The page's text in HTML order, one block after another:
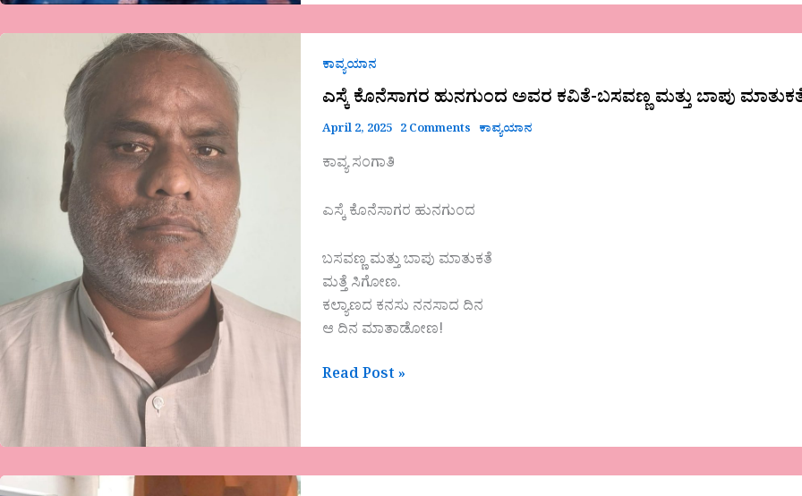
ಕಾವ್ಯಯಾನ
ಎಸ್ಕೆ ಕೊನೆಸಾಗರ ಹುನಗುಂದ ಅವರ ಕವಿತೆ-ಬಸವಣ್ಣ ಮತ್ತು ಬಾಪು
April 2, 2025 2 Comments ಕಾವ್ಯಯಾನ
ಕಾವ್ಯ ಸಂಗಾತಿ
ಎಸ್ಕೆ ಕೊನೆಸಾಗರ ಹುನಗುಂದ
ಬಸವಣ್ಣ ಮತ್ತು ಬಾಪು ಮಾತುಕತೆ
ಮತ್ತೆ ಸಿಗೋಣ.
ಕಲ್ಯಾಣದ ಕನಸು ನನಸಾದ ದಿನ
ಆ ದಿನ ಮಾತಾಡೋಣ!
ಕೊನೆಸಾಗರ
ಹುನಗುಂದ
ಅವರ
ಕವಿತೆ-
ಬಸವಣ್ಣ
ಬಾಪು
Read Post »